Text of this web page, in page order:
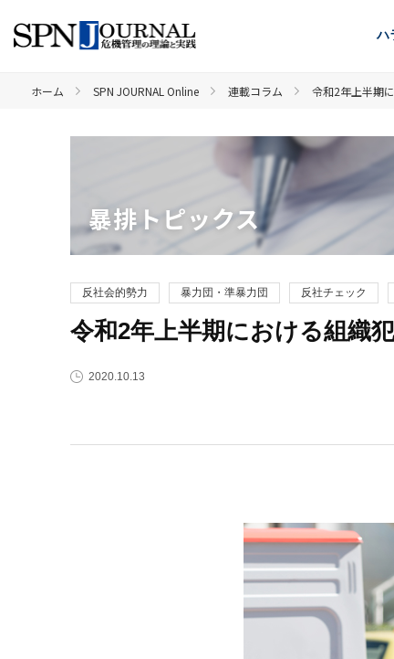
ハ
ホーム SPN JOURNAL Online 連載コラム 令和2年上半期
暴排トピックス
反社会的勢力 暴力団・準暴力団 反社チェック
令和2年上半期における組織
2020.10.13